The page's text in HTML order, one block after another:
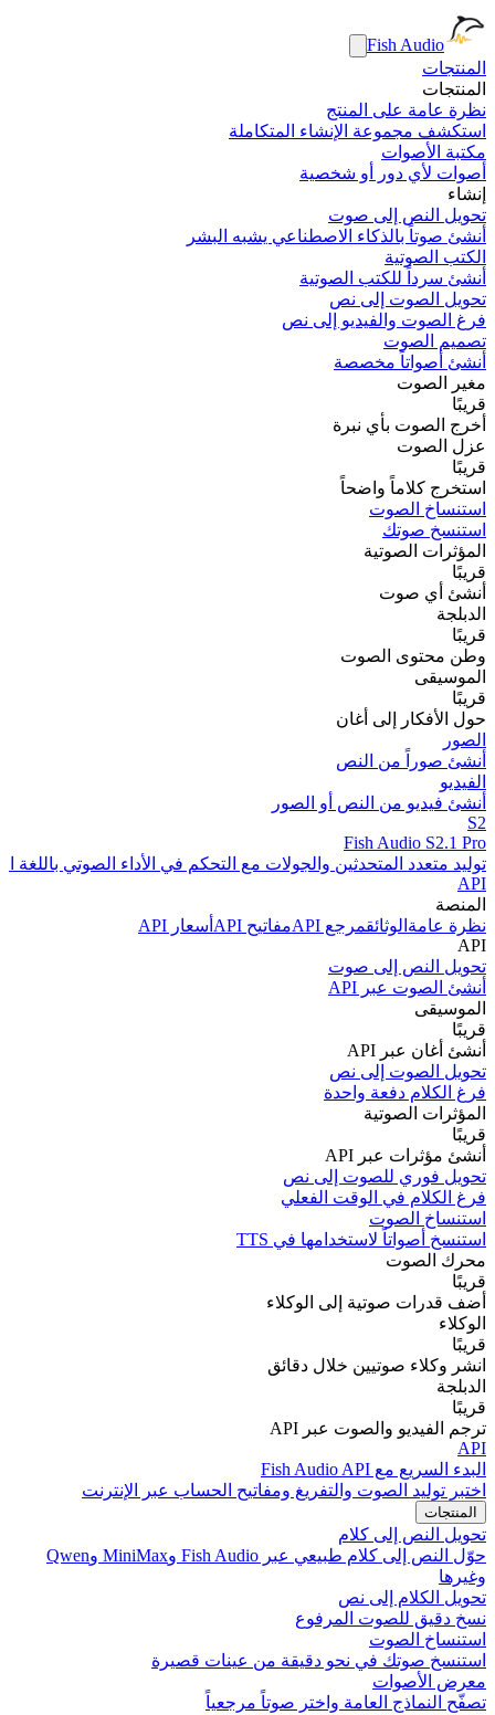
Fish Audio
المنتجات
المنتجات
نظرة عامة على المنتج
استكشف مجموعة الإنشاء المتكاملة
مكتبة الأصوات
أصوات لأي دور أو شخصية
إنشاء
تحويل النص إلى صوت
أنشئ صوتاً بالذكاء الاصطناعي يشبه البشر
الكتب الصوتية
أنشئ سرداً للكتب الصوتية
تحويل الصوت إلى نص
فرغ الصوت والفيديو إلى نص
تصميم الصوت
أنشئ أصواتاً مخصصة
مغير الصوت
قريبًا
أخرج الصوت بأي نبرة
عزل الصوت
قريبًا
استخرج كلاماً واضحاً
استنساخ الصوت
استنسخ صوتك
المؤثرات الصوتية
قريبًا
أنشئ أي صوت
الدبلجة
قريبًا
وطن محتوى الصوت
الموسيقى
قريبًا
حول الأفكار إلى أغان
الصور
أنشئ صوراً من النص
الفيديو
أنشئ فيديو من النص أو الصور
S2
Fish Audio S2.1 Pro
توليد متعدد المتحدثين والجولات مع التحكم في الأداء الصوتي باللغة
API
المنصة
نظرة عامة الوثائقمرجع API مفاتيح API
أسعار API
API
تحويل النص إلى صوت
أنشئ الصوت عبر API
الموسيقى
قريبًا
أنشئ أغان عبر API
تحويل الصوت إلى نص
فرغ الكلام دفعة واحدة
المؤثرات الصوتية
قريبًا
أنشئ مؤثرات عبر API
تحويل فوري للصوت إلى نص
فرغ الكلام في الوقت الفعلي
استنساخ الصوت
استنسخ أصواتاً لاستخدامها في TTS
محرك الصوت
قريبًا
أضف قدرات صوتية إلى الوكلاء
الوكلاء
قريبًا
انشر وكلاء صوتيين خلال دقائق
الدبلجة
قريبًا
ترجم الفيديو والصوت عبر API
API
البدء السريع مع Fish Audio API
اختبر توليد الصوت والتفريغ ومفاتيح الحساب عبر الإنترنت
المنتجات
تحويل النص إلى كلام
حوّل النص إلى كلام طبيعي عبر Fish Audio وMiniMax وQwen
وغيرها
تحويل الكلام إلى نص
نسخ دقيق للصوت المرفوع
استنساخ الصوت
استنسخ صوتك في نحو دقيقة من عينات قصيرة
معرض الأصوات
تصفّح النماذج العامة واختر صوتاً مرجعياً